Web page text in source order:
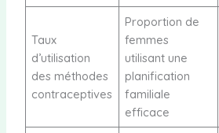
Taux
d’utilisation
des méthodes
contraceptives
Proportion de
femmes
utilisant une
planification
familiale
efficace